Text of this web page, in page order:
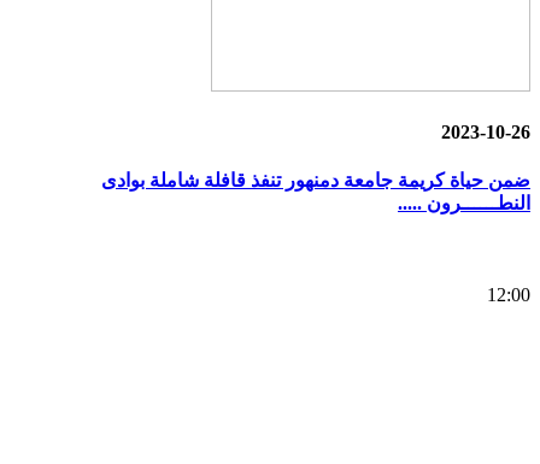
2023-10-26
ضمن حياة كريمة جامعة دمنهور تنفذ قافلة شاملة بوادى
النطــــــرون .....
12:00